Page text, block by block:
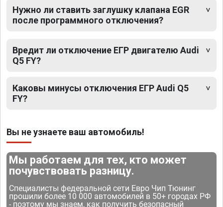
Нужно ли ставить заглушку клапана EGR
после программного отключения?
Вредит ли отключение ЕГР двигателю Audi
Q5 FY?
Каковы минусы отключения ЕГР Audi Q5
FY?
Вы не узнаете ваш автомобиль!
Мы работаем для тех, кто может
почувствовать разницу.
Специалисты федеральной сети Евро Чип Тюнинг
прошили более 10 000 автомобилей в 50+ городах РФ
- поэтому мы знаем, как получить безопасный